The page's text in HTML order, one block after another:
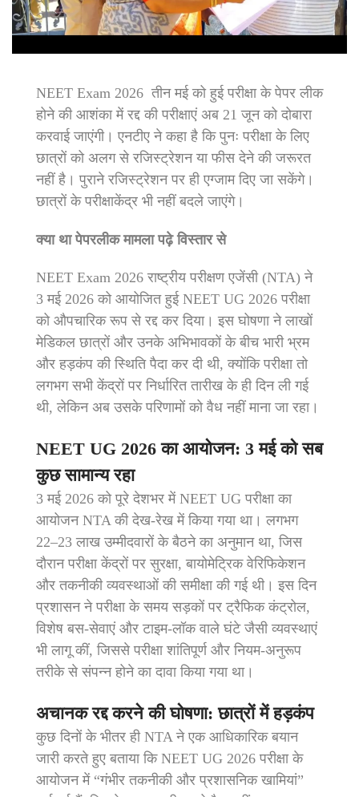
NEET Exam 2026 तीन मई को हुई परीक्षा के पेपर लीक
होने की आशंका में रद्द की परीक्षाएं अब 21 जून को दोबारा
करवाई जाएंगी। एनटीए ने कहा है कि पुनः परीक्षा के लिए
छात्रों को अलग से रजिस्ट्रेशन या फीस देने की जरूरत
नहीं है। पुराने रजिस्ट्रेशन पर ही एग्जाम दिए जा सकेंगे।
छात्रों के परीक्षाकेंद्र भी नहीं बदले जाएंगे।
क्या था पेपरलीक मामला पढ़े विस्तार से
NEET Exam 2026 राष्ट्रीय परीक्षण एजेंसी (NTA) ने
3 मई 2026 को आयोजित हुई NEET UG 2026 परीक्षा
को औपचारिक रूप से रद्द कर दिया। इस घोषणा ने लाखों
मेडिकल छात्रों और उनके अभिभावकों के बीच भारी भ्रम
और हड़कंप की स्थिति पैदा कर दी थी, क्योंकि परीक्षा तो
लगभग सभी केंद्रों पर निर्धारित तारीख के ही दिन ली गई
थी, लेकिन अब उसके परिणामों को वैध नहीं माना जा रहा।
NEET UG 2026 का आयोजन: 3 मई को सब
कुछ सामान्य रहा
3 मई 2026 को पूरे देशभर में NEET UG परीक्षा का
आयोजन NTA की देख‑रेख में किया गया था। लगभग
22–23 लाख उम्मीदवारों के बैठने का अनुमान था, जिस
दौरान परीक्षा केंद्रों पर सुरक्षा, बायोमेट्रिक वेरिफिकेशन
और तकनीकी व्यवस्थाओं की समीक्षा की गई थी। इस दिन
प्रशासन ने परीक्षा के समय सड़कों पर ट्रैफिक कंट्रोल,
विशेष बस‑सेवाएं और टाइम‑लॉक वाले घंटे जैसी व्यवस्थाएं
भी लागू कीं, जिससे परीक्षा शांतिपूर्ण और नियम‑अनुरूप
तरीके से संपन्न होने का दावा किया गया था।
अचानक रद्द करने की घोषणा: छात्रों में हड़कंप
कुछ दिनों के भीतर ही NTA ने एक आधिकारिक बयान
जारी करते हुए बताया कि NEET UG 2026 परीक्षा के
आयोजन में “गंभीर तकनीकी और प्रशासनिक खामियां”